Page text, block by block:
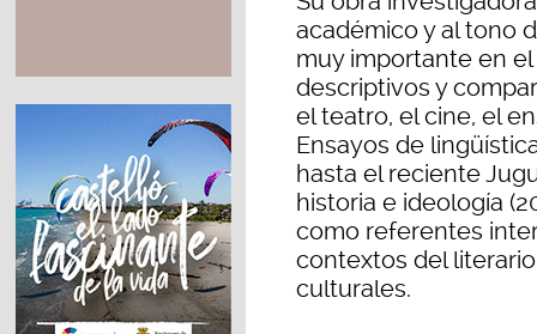
académico y al tono
muy importante en
descriptivos y
el teatro, el cine, el
Ensayos de
hasta el reciente
historia e ideología
como referentes
contextos del
culturales.